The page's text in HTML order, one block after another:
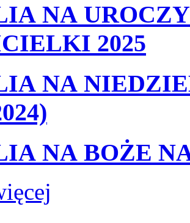
NA
2025
NA
NA BOŻE